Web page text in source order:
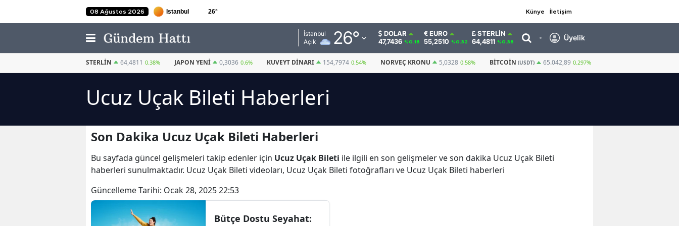
08 Ağustos 2026 26° Künye İletişim
İstanbul
Açık
26°
Adana
Adıyaman
Afyonkarahisar
Ağrı
Ankara
Antalya
Artvin
DOLAR
47,7436 %0.18
EURO
55,2510 %0.32
STERLIN
64,4811 %0.38 Üyelik
STERLIN 64,4811 0.38% JAPON YENI 0,3036 0.6% KUVEYT DINARI 154,7974 0.54% NORVEÇ KRONU 5,0328 0.58% BITCOIN (USDT) 65.042,89 0.297%
Ucuz Uçak Bileti Haberleri
Son Dakika Ucuz Uçak Bileti Haberleri
Bu sayfada güncel gelişmeleri takip edenler için Ucuz Uçak Bileti ile ilgili en son gelişmeler ve son dakika Ucuz Uçak Bileti
haberleri sunulmaktadır. Ucuz Uçak Bileti videoları, Ucuz Uçak Bileti fotoğrafları ve Ucuz Uçak Bileti haberleri
Güncelleme Tarihi: Ocak 28, 2025 22:53
Bütçe Dostu Seyahat: